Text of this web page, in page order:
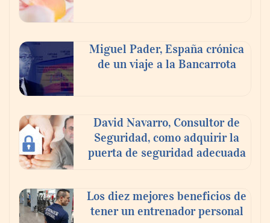
Toro Tapas inaugura su Raw Bar: una
experiencia desde mediodía hasta el
anochecer con cocina abierta
Miguel Pader, España crónica
de un viaje a la Bancarrota
David Navarro, Consultor de
Seguridad, como adquirir la
puerta de seguridad adecuada
Los diez mejores beneficios de
tener un entrenador personal